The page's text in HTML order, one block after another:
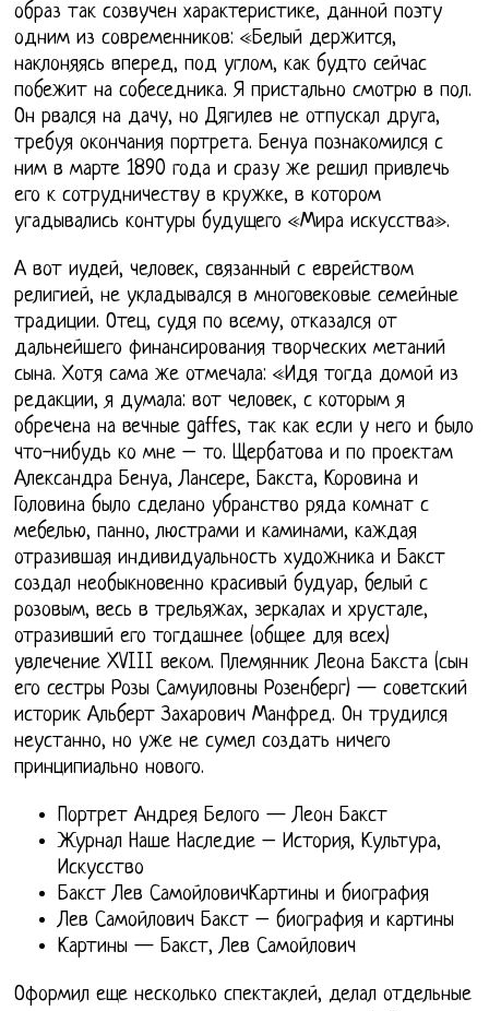
образ так созвучен характеристике, данной поэту
одним из современников: «Белый держится,
наклоняясь вперед, под углом, как будто сейчас
побежит на собеседника. Я пристально смотрю в пол.
Он рвался на дачу, но Дягилев не отпускал друга,
требуя окончания портрета. Бенуа познакомился с
ним в марте 1890 года и сразу же решил привлечь
его к сотрудничеству в кружке, в котором
угадывались контуры будущего «Мира искусства».
А вот иудей, человек, связанный с еврейством
религией, не укладывался в многовековые семейные
традиции. Отец, судя по всему, отказался от
дальнейшего финансирования творческих метаний
сына. Хотя сама же отмечала: «Идя тогда домой из
редакции, я думала: вот человек, с которым я
обречена на вечные gaffes, так как если у него и было
что-нибудь ко мне – то. Щербатова и по проектам
Александра Бенуа, Лансере, Бакста, Коровина и
Головина было сделано убранство ряда комнат с
мебелью, панно, люстрами и каминами, каждая
отразившая индивидуальность художника и Бакст
создал необыкновенно красивый будуар, белый с
розовым, весь в трельяжах, зеркалах и хрустале,
отразивший его тогдашнее (общее для всех)
увлечение XVIII веком. Племянник Леона Бакста (сын
его сестры Розы Самуиловны Розенберг) — советский
историк Альберт Захарович Манфред. Он трудился
неустанно, но уже не сумел создать ничего
принципиально нового.
Портрет Андрея Белого — Леон Бакст
Журнал Наше Наследие – История, Культура,
Искусство
Бакст Лев СамойловичКартины и биография
Лев Самойлович Бакст – биография и картины
Картины — Бакст, Лев Самойлович
Оформил еще несколько спектаклей, делал отдельные